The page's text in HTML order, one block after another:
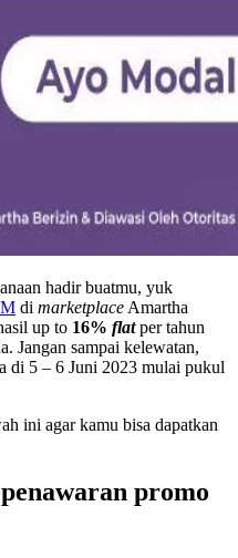
hadir buatmu, yuk
di marketplaceAmartha
up to 16% flat per tahun
Jangan sampai kelewatan,
di 5 – 6 Juni 2023 mulai pukul
ini agar kamu bisa dapatkan
promo